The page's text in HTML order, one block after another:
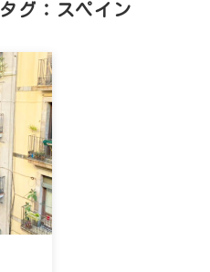
タグ：スペイン